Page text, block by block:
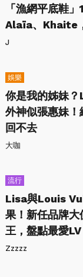
「漁網平底鞋」
Alaïa、Khaite
好入手
J
娛樂
你是我的姊妹
外神似張惠妹
回不去
大咖
流行
Lisa與Louis
果！新任品牌大
王，盤點最愛
款」竟破50萬台
Zzzzz